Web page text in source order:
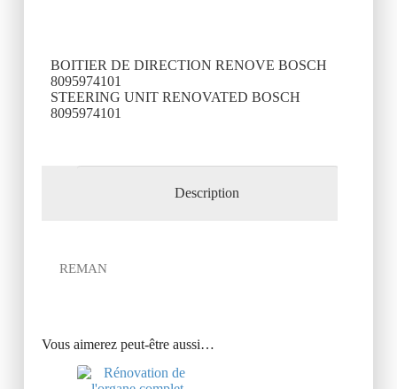
BOITIER DE DIRECTION RENOVE BOSCH
8095974101
STEERING UNIT RENOVATED BOSCH
8095974101
Description
REMAN
Vous aimerez peut-être aussi…